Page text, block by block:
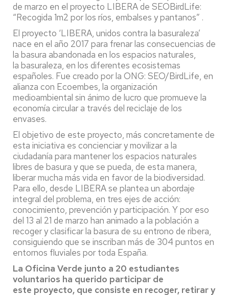
de marzo en el proyecto LIBERA de SEOBirdLife:
“Recogida 1m2 por los ríos, embalses y pantanos” .
El proyecto ‘LIBERA, unidos contra la basuraleza’
nace en el año 2017 para frenar las consecuencias de
la basura abandonada en los espacios naturales,
la basuraleza, en los diferentes ecosistemas
españoles. Fue creado por la ONG: SEO/BirdLife, en
alianza con Ecoembes, la organización
medioambiental sin ánimo de lucro que promueve la
economía circular a través del reciclaje de los
envases.
El objetivo de este proyecto, más concretamente de
esta iniciativa es concienciar y movilizar a la
ciudadanía para mantener los espacios naturales
libres de basura y que se pueda, de esta manera,
liberar mucha más vida en favor de la biodiversidad.
Para ello, desde LIBERA se plantea un abordaje
integral del problema, en tres ejes de acción:
conocimiento, prevención y participación. Y por eso
del 13 al 21 de marzo han animado a la población a
recoger y clasificar la basura de su entrono de ribera,
consiguiendo que se inscriban más de 304 puntos en
entornos fluviales por toda España.
La Oficina Verde junto a 20 estudiantes
voluntarios ha querido participar de
este proyecto, que consiste en recoger, retirar y